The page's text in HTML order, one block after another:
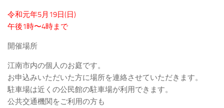
令和元年5月19日(日)
午後1時〜4時まで
開催場所
江南市内の個人のお庭です。
お申込みいただいた方に場所を連絡させていただきます。
駐車場は近くの公民館の駐車場が利用できます。
公共交通機関をご利用の方も